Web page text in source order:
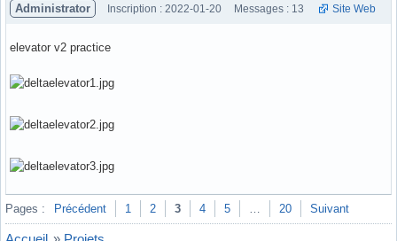
Administrator Inscription : 2022-01-20 Messages : 13 Site Web
elevator v2 practice
Hors ligne
Pages : Précédent 1 2 3 4 5 20 Suivant